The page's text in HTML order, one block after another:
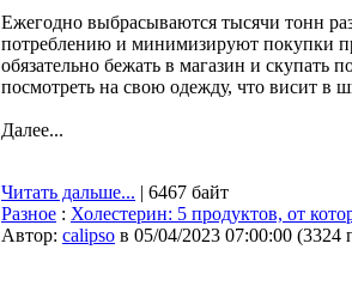
Ежегодно выбрасываются тысячи тонн
потреблению и минимизируют покупки
обязательно бежать в магазин и
посмотреть на свою одежду, что висит в
Далее...
Читать дальше... | 6467 байт
Разное : Холестерин: 5 продуктов, от
Автор: calipso в 05/04/2023 07:00:00 (3324